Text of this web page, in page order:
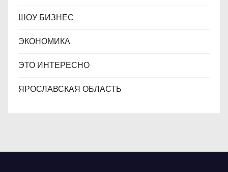
ШОУ БИЗНЕС
ЭКОНОМИКА
ЭТО ИНТЕРЕСНО
ЯРОСЛАВСКАЯ ОБЛАСТЬ